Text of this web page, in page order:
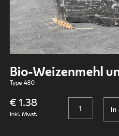
Bio-Weizenmehl
Type 480
€ 1.38
inkl. Mwst.
Anzahl
In